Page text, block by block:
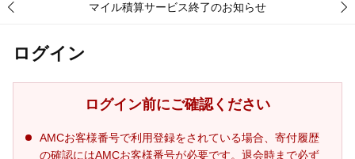
マイル積算サービス終了のお知らせ
ログイン
ログイン前にご確認ください
AMCお客様番号で利用登録をされている場合、寄付履歴
の確認にはAMCお客様番号が必要です。退会時まで必ず